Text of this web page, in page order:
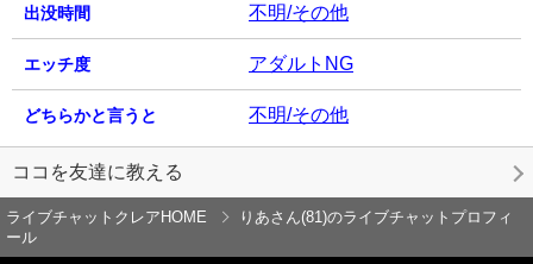
出没時間 不明/その他
エッチ度 アダルトNG
どちらかと言うと 不明/その他
ココを友達に教える
ライブチャットクレアHOME
りあさん(81)のライブチャットプロフィ
ール